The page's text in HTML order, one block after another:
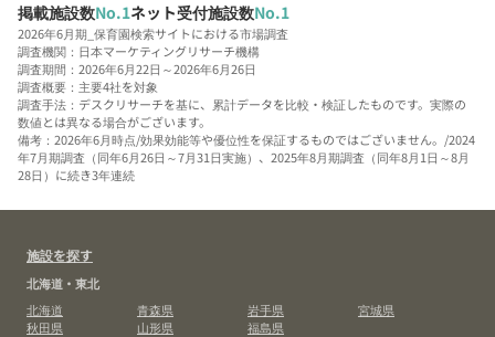
掲載施設数No.1ネット受付施設数No.1
2026年6月期_保育園検索サイトにおける市場調査
調査機関：日本マーケティングリサーチ機構
調査期間：2026年6月22日～2026年6月26日
調査概要：主要4社を対象
調査手法：デスクリサーチを基に、累計データを比較・検証したものです。実際の
数値とは異なる場合がございます。
備考：2026年6月時点/効果効能等や優位性を保証するものではございません。/2024
年7月期調査（同年6月26日～7月31日実施）、2025年8月期調査（同年8月1日～8月
28日）に続き3年連続
施設を探す
北海道・東北
北海道
青森県 岩手県
宮城県
秋田県
山形県
福島県